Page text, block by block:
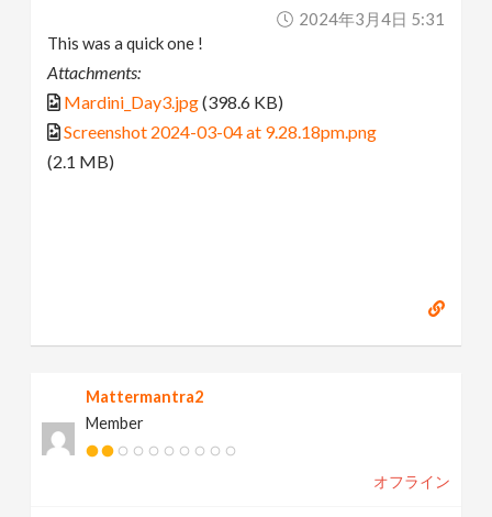
2024年3月4日 5:31
This was a quick one !
Attachments:
Mardini_Day3.jpg(398.6 KB)
Screenshot 2024-03-04 at 9.28.18pm.png
(2.1 MB)
Mattermantra2
Member
オフライン